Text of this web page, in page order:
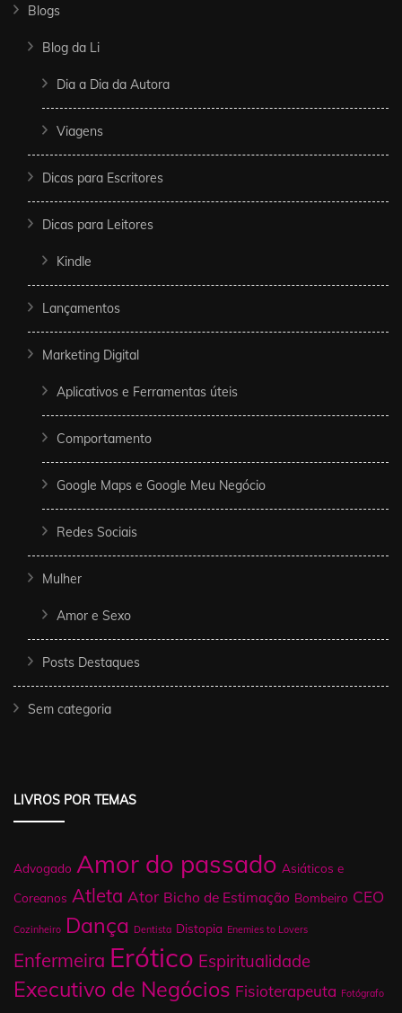
Blogs
Blog da Li
Dia a Dia da Autora
Viagens
Dicas para Escritores
Dicas para Leitores
Kindle
Lançamentos
Marketing Digital
Aplicativos e Ferramentas úteis
Comportamento
Google Maps e Google Meu Negócio
Redes Sociais
Mulher
Amor e Sexo
Posts Destaques
Sem categoria
LIVROS POR TEMAS
Advogado Amor do passado Asiáticos e
Coreanos Atleta Ator Bicho de Estimação Bombeiro CEO
Cozinheiro Dança Dentista Distopia Enemies to Lovers
Enfermeira Erótico Espiritualidade
Executivo de Negócios Fisioterapeuta Fotógrafo